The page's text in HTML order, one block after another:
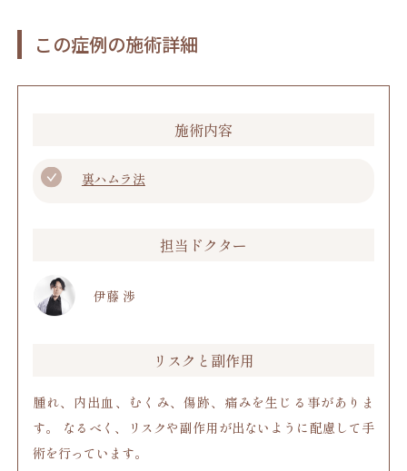
この症例の施術詳細
施術内容
裏ハムラ法
担当ドクター
伊藤 渉
リスクと副作用
腫れ、内出血、むくみ、傷跡、痛みを生じる事がありま
す。 なるべく、リスクや副作用が出ないように配慮して手
術を行っています。